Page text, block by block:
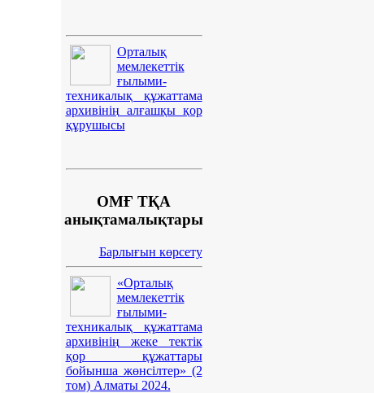
Орталық
мемлекеттік
ғылыми-
техникалық құжаттама
архивінің алғашқы қор
құрушысы
ОМҒ ТҚА
анықтамалықтары
Барлығын көрсету
«Орталық
мемлекеттік
ғылыми-
техникалық құжаттама
архивінің жеке тектік
қор құжаттары
бойынша жөнсілтер» (2
том) Алматы 2024.